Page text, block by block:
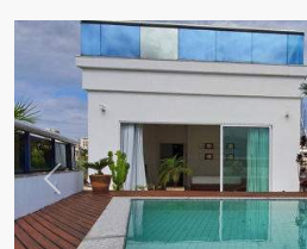
Previous